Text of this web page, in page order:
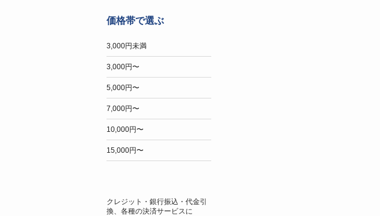
価格帯で選ぶ
3,000円未満
3,000円〜
5,000円〜
7,000円〜
10,000円〜
15,000円〜
クレジット・銀行振込・代金引
換、各種の決済サービスに